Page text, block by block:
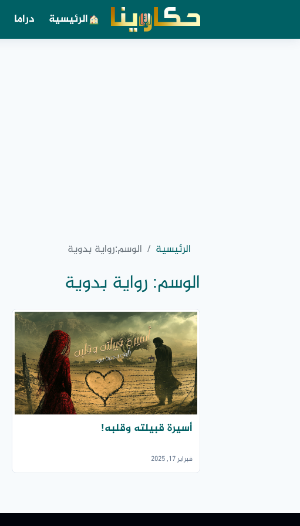
الرئيسية دراما
الرئيسية الوسم:رواية بدوية
الوسم: رواية بدوية
أسيرة قبيلته وقلبه!
فبراير 17, 2025